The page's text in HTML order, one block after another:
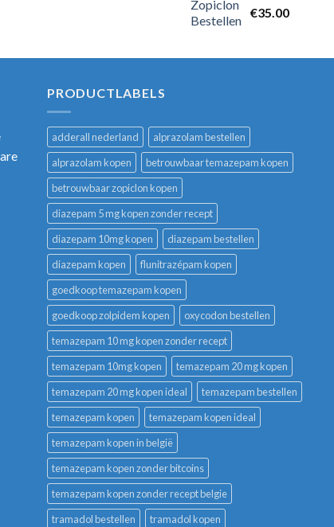
€35.00
PRODUCTLABELS
adderall nederland
alprazolam bestellen
alprazolam kopen
betrouwbaar temazepam kopen
betrouwbaar zopiclon kopen
diazepam 5 mg kopen zonder recept
diazepam 10mg kopen
diazepam bestellen
diazepam kopen
flunitrazépam kopen
goedkoop temazepam kopen
goedkoop zolpidem kopen
oxycodon bestellen
temazepam 10 mg kopen zonder recept
temazepam 10mg kopen
temazepam 20 mg kopen
temazepam 20 mg kopen ideal
temazepam bestellen
temazepam kopen
temazepam kopen ideal
temazepam kopen in belgië
temazepam kopen zonder bitcoins
temazepam kopen zonder recept belgie
tramadol bestellen
tramadol kopen